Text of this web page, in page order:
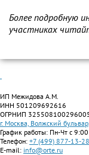
Более подробную
участниках
ИП Межидова А.М.
ИНН 501209692616
ОГРНИП
г. Москва, Волжский
График работы: Пн-Чт с
Телефон: +7 (499) 877-13-28
E-mail: info@orte.ru